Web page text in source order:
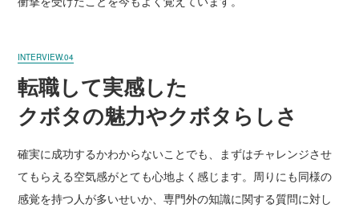
INTERVIEW.04
転職して実感した
クボタの魅力やクボタらしさ
確実に成功するかわからないことでも、まずはチャレンジさせ
てもらえる空気感がとても心地よく感じます。周りにも同様の
感覚を持つ人が多いせいか、専門外の知識に関する質問に対し